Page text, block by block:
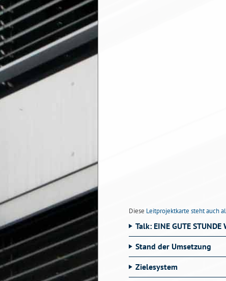
Diese Leitprojektkarte steht auch
Talk: EINE GUTE
Stand der Umsetzung
Zielesystem